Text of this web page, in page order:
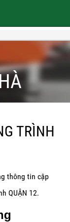
TRÌNH
thông tin cập
QUẬN 12.